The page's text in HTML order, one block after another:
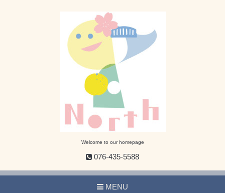
Welcome to our homepage
076-435-5588
MENU